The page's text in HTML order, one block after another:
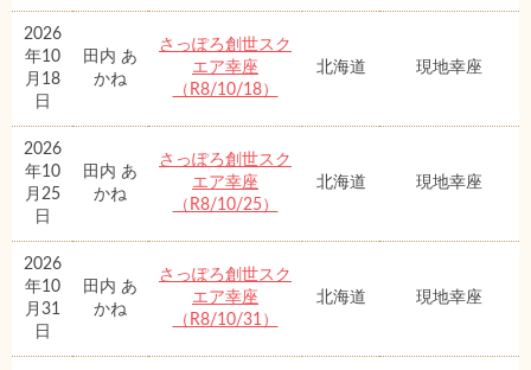
2026
年10
月18
日
田内 あ
かね
さっぽろ創世スク
エア幸座
（R8/10/18）
北海道 現地幸座
2026
年10
月25
日
田内 あ
かね
さっぽろ創世スク
エア幸座
（R8/10/25）
北海道 現地幸座
2026
年10
月31
日
田内 あ
かね
さっぽろ創世スク
エア幸座
（R8/10/31）
北海道 現地幸座